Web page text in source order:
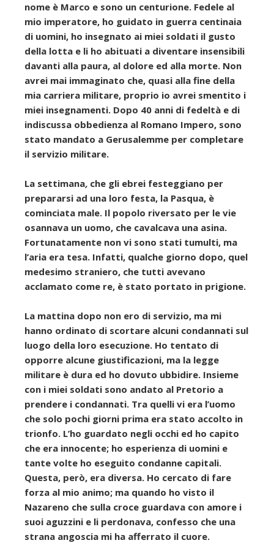
nome è Marco e sono un centurione. Fedele al
mio imperatore, ho guidato in guerra centinaia
di uomini, ho insegnato ai miei soldati il gusto
della lotta e li ho abituati a diventare insensibili
davanti alla paura, al dolore ed alla morte. Non
avrei mai immaginato che, quasi alla fine della
mia carriera militare, proprio io avrei smentito i
miei insegnamenti. Dopo 40 anni di fedeltà e di
indiscussa obbedienza al Romano Impero, sono
stato mandato a Gerusalemme per completare
il servizio militare.
La settimana, che gli ebrei festeggiano per
prepararsi ad una loro festa, la Pasqua, è
cominciata male. Il popolo riversato per le vie
osannava un uomo, che cavalcava una asina.
Fortunatamente non vi sono stati tumulti, ma
l’aria era tesa. Infatti, qualche giorno dopo, quel
medesimo straniero, che tutti avevano
acclamato come re, è stato portato in prigione.
La mattina dopo non ero di servizio, ma mi
hanno ordinato di scortare alcuni condannati sul
luogo della loro esecuzione. Ho tentato di
opporre alcune giustificazioni, ma la legge
militare è dura ed ho dovuto ubbidire. Insieme
con i miei soldati sono andato al Pretorio a
prendere i condannati. Tra quelli vi era l’uomo
che solo pochi giorni prima era stato accolto in
trionfo. L’ho guardato negli occhi ed ho capito
che era innocente; ho esperienza di uomini e
tante volte ho eseguito condanne capitali.
Questa, però, era diversa. Ho cercato di fare
forza al mio animo; ma quando ho visto il
Nazareno che sulla croce guardava con amore i
suoi aguzzini e li perdonava, confesso che una
strana angoscia mi ha afferrato il cuore.